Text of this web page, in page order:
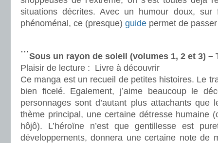
situations décrites. Avec un humour doux, sur
phénoménal, ce (presque) guide permet de
Sous un rayon de soleil (volumes 1, 2 et 3) –
Plaisir de lecture : Livre à découvrir
Ce manga est un recueil de petites histoires. Le
bien ficelé. Egalement, j’aime beaucoup le
personnages sont d’autant plus attachants que
thème principal, une certaine détresse humaine
hôjô). L’héroïne n’est que gentillesse est
développements, donnera une certaine note de